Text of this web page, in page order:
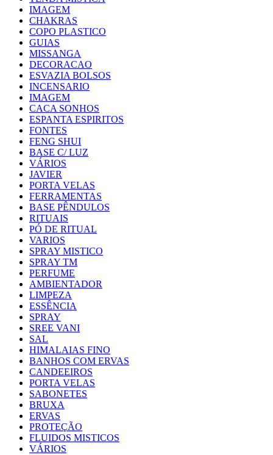
IMAGEM
CHAKRAS
COPO PLASTICO
GUIAS
MISSANGA
DECORACAO
ESVAZIA BOLSOS
INCENSARIO
IMAGEM
CACA SONHOS
ESPANTA ESPIRITOS
FONTES
FENG SHUI
BASE C/ LUZ
VÁRIOS
JAVIER
PORTA VELAS
FERRAMENTAS
BASE PÊNDULOS
RITUAIS
PÓ DE RITUAL
VARIOS
SPRAY MISTICO
SPRAY TM
PERFUME
AMBIENTADOR
LIMPEZA
ESSÊNCIA
SPRAY
SREE VANI
SAL
HIMALAIAS FINO
BANHOS COM ERVAS
CANDEEIROS
PORTA VELAS
SABONETES
BRUXA
ERVAS
PROTEÇÃO
FLUIDOS MISTICOS
VÁRIOS